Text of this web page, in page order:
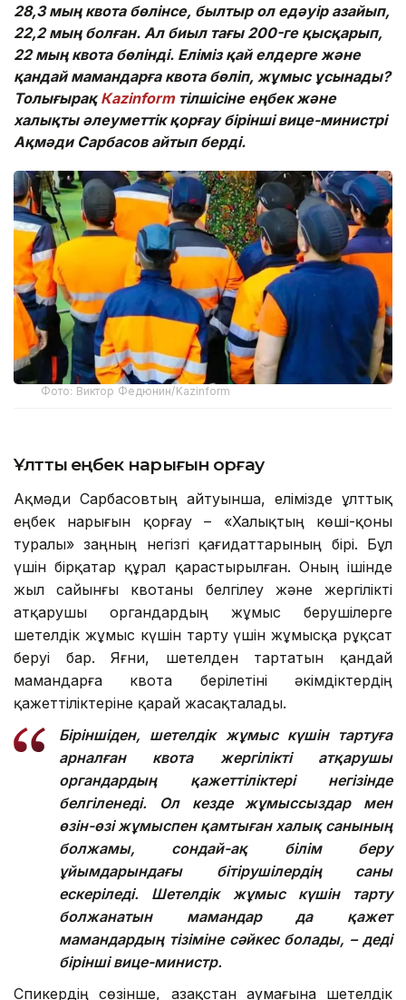
28,3 мың квота бөлінсе, былтыр ол едәуір азайып,
22,2 мың болған. Ал биыл тағы 200-ге қысқарып,
22 мың квота бөлінді. Еліміз қай елдерге және
қандай мамандарға квота бөліп, жұмыс ұсынады?
Толығырақ Кazinformтілшісіне еңбек және
халықты әлеуметтік қорғау бірінші вице-министрі
Ақмәди Сарбасов айтып берді.
Фото: Виктор Федюнин/Kazinform
Ұлттық еңбек нарығын қорғау
Ақмәди Сарбасовтың айтуынша, елімізде ұлттық
еңбек нарығын қорғау – «Халықтың көші-қоны
туралы» заңның негізгі қағидаттарының бірі. Бұл
үшін бірқатар құрал қарастырылған. Оның ішінде
жыл сайынғы квотаны белгілеу және жергілікті
атқарушы органдардың жұмыс берушілерге
шетелдік жұмыс күшін тарту үшін жұмысқа рұқсат
беруі бар. Яғни, шетелден тартатын қандай
мамандарға квота берілетіні әкімдіктердің
қажеттіліктеріне қарай жасақталады.
Біріншіден, шетелдік жұмыс күшін тартуға
арналған квота жергілікті атқарушы
органдардың қажеттіліктері негізінде
белгіленеді. Ол кезде жұмыссыздар мен
өзін-өзі жұмыспен қамтыған халық санының
болжамы, сондай-ақ білім беру
ұйымдарындағы бітірушілердің саны
ескеріледі. Шетелдік жұмыс күшін тарту
болжанатын мамандар да қажет
мамандардың тізіміне сәйкес болады, – деді
бірінші вице-министр.
Спикердің сөзінше, Қазақстан аумағына шетелдiк